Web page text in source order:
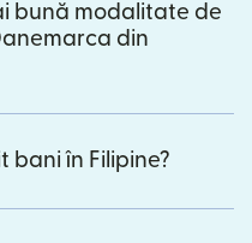
bună modalitate de
din
bani în Filipine?